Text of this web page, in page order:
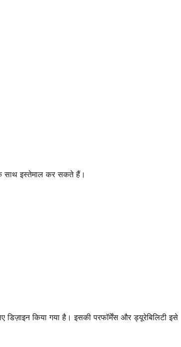
इस्तेमाल कर सकते हैं।
किया गया है। इसकी परफॉर्मेंस और ड्यूरेबिलिटी इसे